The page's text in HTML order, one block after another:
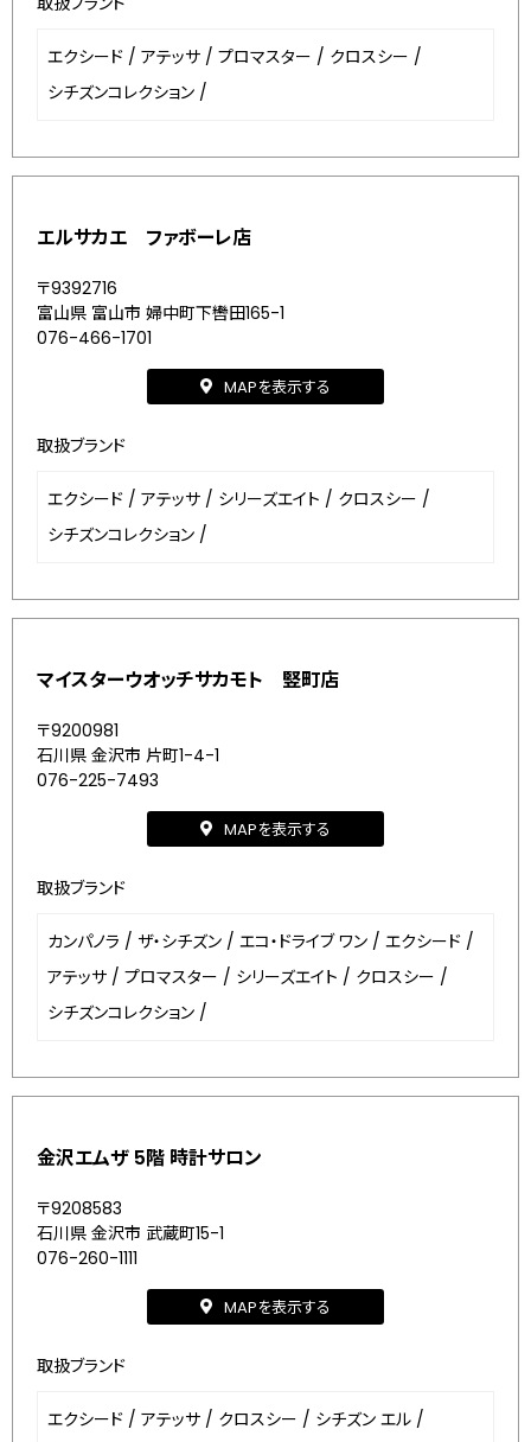
エクシード / アテッサ / プロマスター / クロスシー /
シチズンコレクション /
エルサカエ ファボーレ店
〒9392716
富山県 富山市 婦中町下轡田165-1
076-466-1701
MAPを表示する
取扱ブランド
エクシード / アテッサ / シリーズエイト / クロスシー /
シチズンコレクション /
マイスターウオッチサカモト 竪町店
〒9200981
石川県 金沢市 片町1-4-1
076-225-7493
MAPを表示する
取扱ブランド
カンパノラ / ザ・シチズン / エコ・ドライブ ワン / エクシード /
アテッサ / プロマスター / シリーズエイト / クロスシー /
シチズンコレクション /
金沢エムザ 5階 時計サロン
〒9208583
石川県 金沢市 武蔵町15-1
076-260-1111
MAPを表示する
取扱ブランド
エクシード / アテッサ / クロスシー / シチズン エル /